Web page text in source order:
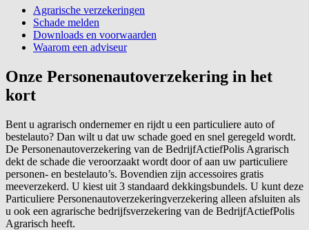
Agrarische verzekeringen
Schade melden
Downloads en voorwaarden
Waarom een adviseur
Onze Personenautoverzekering in het
kort
Bent u agrarisch ondernemer en rijdt u een particuliere auto of
bestelauto? Dan wilt u dat uw schade goed en snel geregeld wordt.
De Personenautoverzekering van de BedrijfActiefPolis Agrarisch
dekt de schade die veroorzaakt wordt door of aan uw particuliere
personen- en bestelauto’s. Bovendien zijn accessoires gratis
meeverzekerd. U kiest uit 3 standaard dekkingsbundels. U kunt deze
Particuliere Personenautoverzekeringverzekering alleen afsluiten als
u ook een agrarische bedrijfsverzekering van de BedrijfActiefPolis
Agrarisch heeft.